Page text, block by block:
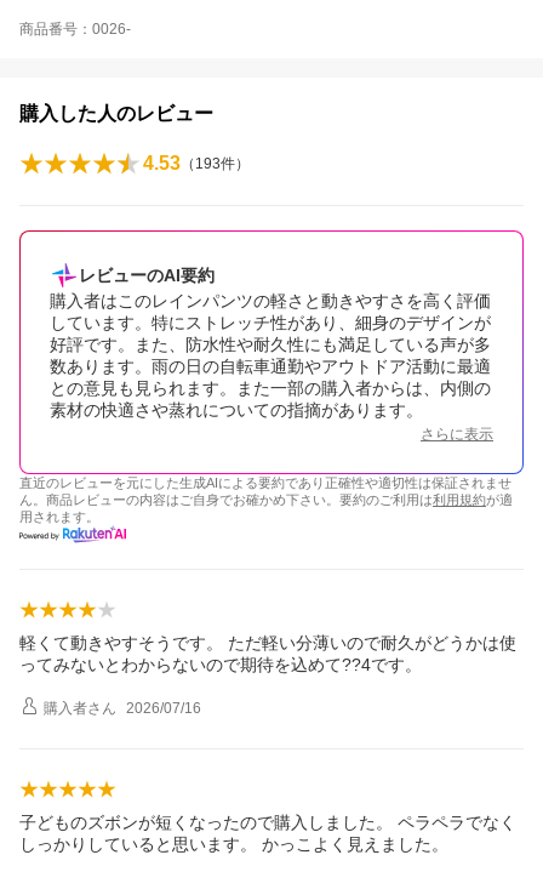
商品番号：0026-
購入した人のレビュー
4.53 （ 193件）
レビューのAI要約
購入者はこのレインパンツの軽さと動きやすさを高く評価
しています。特にストレッチ性があり、細身のデザインが
好評です。また、防水性や耐久性にも満足している声が多
数あります。雨の日の自転車通勤やアウトドア活動に最適
との意見も見られます。また一部の購入者からは、内側の
素材の快適さや蒸れについての指摘があります。
さらに表示
直近のレビューを元にした生成AIによる要約であり正確性や適切性は保証されませ
ん。商品レビューの内容はご自身でお確かめ下さい。要約のご利用は利用規約が適
用されます。
軽くて動きやすそうです。 ただ軽い分薄いので耐久がどうかは使
ってみないとわからないので期待を込めて??4です。
購入者さん 2026/07/16
子どものズボンが短くなったので購入しました。 ペラペラでなく
しっかりしていると思います。 かっこよく見えました。